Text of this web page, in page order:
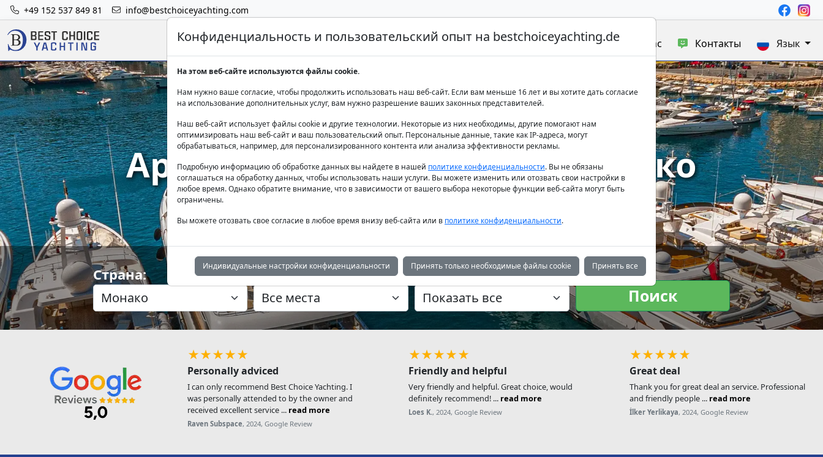
+49 152 537 849 81 info@bestchoiceyachting.com
Аренда яхт класса люкс Аренда яхт Продажа яхт Блог О нас Контакты Язык
Аренда моторных яхт в Монако
Страна: Направление: Тип яхты:
Поиск
★★★★★
Personally adviced
I can only recommend Best Choice Yachting. I
was personally attended to by the owner and
received excellent service ... read more
Raven Subspace, 2024, Google Review
★★★★★
Friendly and helpful
Very friendly and helpful. Great choice, would
definitely recommend! ... read more
Loes K., 2024, Google Review
★★★★★
Great deal
Thank you for great deal an service. Professional
and friendly people ... read more
İlker Yerlikaya, 2024, Google Review
Конфиденциальность и пользовательский опыт на bestchoiceyachting.de
На этом веб-сайте используются файлы cookie.
Нам нужно ваше согласие, чтобы продолжить использовать наш веб-сайт. Если вам меньше 16 лет и вы хотите дать согласие
на использование дополнительных услуг, вам нужно разрешение ваших законных представителей.
Наш веб-сайт использует файлы cookie и другие технологии. Некоторые из них необходимы, другие помогают нам
оптимизировать наш веб-сайт и ваш пользовательский опыт. Персональные данные, такие как IP-адреса, могут
обрабатываться, например, для персонализированного контента или анализа эффективности рекламы.
Подробную информацию об обработке данных вы найдете в нашей политике конфиденциальности. Вы не обязаны
соглашаться на обработку данных, чтобы использовать наши услуги. Вы можете изменить или отозвать свои настройки в
любое время. Однако обратите внимание, что в зависимости от вашего выбора некоторые функции веб-сайта могут быть
ограничены.
Вы можете отозвать свое согласие в любое время внизу веб-сайта или в политике конфиденциальности.
Индивидуальные настройки конфиденциальности Принять только необходимые файлы cookie Принять все